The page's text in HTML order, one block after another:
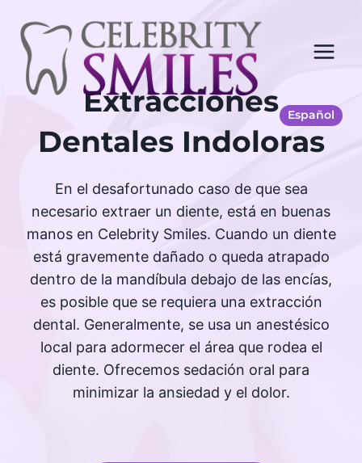
Contenido
Español
Extracciones
Dentales Indoloras
En el desafortunado caso de que sea
necesario extraer un diente, está en buenas
manos en Celebrity Smiles. Cuando un diente
está gravemente dañado o queda atrapado
dentro de la mandíbula debajo de las encías,
es posible que se requiera una extracción
dental. Generalmente, se usa un anestésico
local para adormecer el área que rodea el
diente. Ofrecemos sedación oral para
minimizar la ansiedad y el dolor.